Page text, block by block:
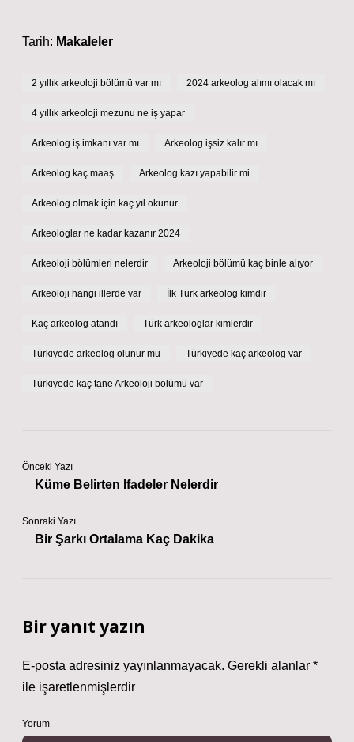
Tarih: Makaleler
2 yıllık arkeoloji bölümü var mı 2024 arkeolog alımı olacak mı
4 yıllık arkeoloji mezunu ne iş yapar
Arkeolog iş imkanı var mı Arkeolog işsiz kalır mı
Arkeolog kaç maaş Arkeolog kazı yapabilir mi
Arkeolog olmak için kaç yıl okunur
Arkeologlar ne kadar kazanır 2024
Arkeoloji bölümleri nelerdir Arkeoloji bölümü kaç binle alıyor
Arkeoloji hangi illerde var İlk Türk arkeolog kimdir
Kaç arkeolog atandı Türk arkeologlar kimlerdir
Türkiyede arkeolog olunur mu Türkiyede kaç arkeolog var
Türkiyede kaç tane Arkeoloji bölümü var
Önceki Yazı
Küme Belirten Ifadeler Nelerdir
Sonraki Yazı
Bir Şarkı Ortalama Kaç Dakika
Bir yanıt yazın
E-posta adresiniz yayınlanmayacak. Gerekli alanlar *
ile işaretlenmişlerdir
Yorum